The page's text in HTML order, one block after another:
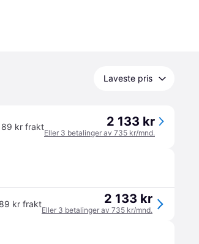
Laveste pris
89 kr frakt 2 133 kr
Eller 3 betalinger av 735 kr/mnd.
89 kr frakt 2 133 kr
Eller 3 betalinger av 735 kr/mnd.